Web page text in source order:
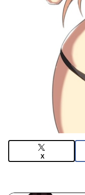
【画像】どのくノ一
X